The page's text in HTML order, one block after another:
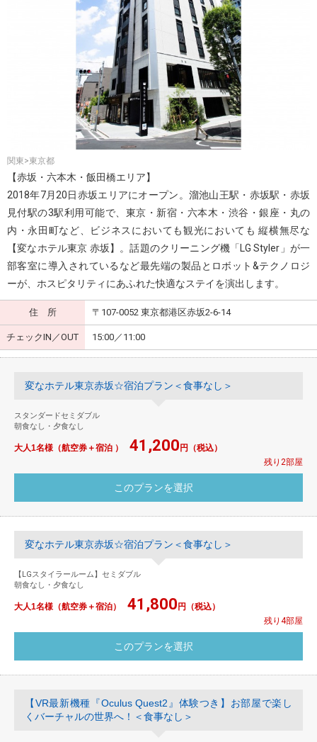
関東>東京都
【赤坂・六本木・飯田橋エリア】
2018年7月20日赤坂エリアにオープン。溜池山王駅・赤坂駅・赤坂
見付駅の3駅利用可能で、東京・新宿・六本木・渋谷・銀座・丸の
内・永田町など、ビジネスにおいても観光においても 縦横無尽な
【変なホテル東京 赤坂】。話題のクリーニング機「LG Styler」が一
部客室に導入されているなど最先端の製品とロボット&テクノロジ
ーが、ホスピタリティにあふれた快適なステイを演出します。
住 所 〒107-0052 東京都港区赤坂2-6-14
チェックIN／OUT 15:00／11:00
変なホテル東京赤坂☆宿泊プラン＜食事なし＞
スタンダードセミダブル
朝食なし・夕食なし
大人1名様（航空券＋宿泊 ） 41,200円（税込）
残り2部屋
変なホテル東京赤坂☆宿泊プラン＜食事なし＞
【LGスタイラールーム】セミダブル
朝食なし・夕食なし
大人1名様（航空券＋宿泊） 41,800円（税込）
残り4部屋
【VR最新機種『Oculus Quest2』体験つき】お部屋で楽し
くバーチャルの世界へ！＜食事なし＞